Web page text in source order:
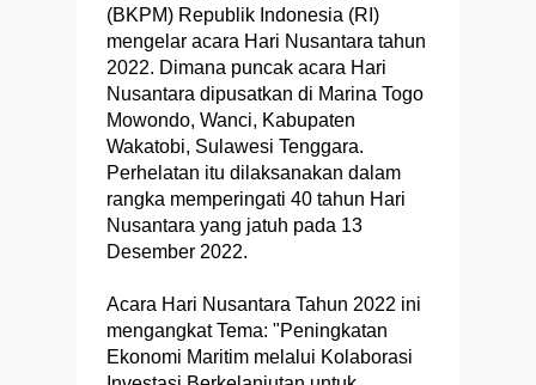
(BKPM) Republik Indonesia (RI)
mengelar acara Hari Nusantara tahun
2022. Dimana puncak acara Hari
Nusantara dipusatkan di Marina Togo
Mowondo, Wanci, Kabupaten
Wakatobi, Sulawesi Tenggara.
Perhelatan itu dilaksanakan dalam
rangka memperingati 40 tahun Hari
Nusantara yang jatuh pada 13
Desember 2022.
Acara Hari Nusantara Tahun 2022 ini
mengangkat Tema: "Peningkatan
Ekonomi Maritim melalui Kolaborasi